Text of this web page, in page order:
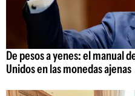
De pesos a yenes: el manual
Unidos en las monedas ajenas